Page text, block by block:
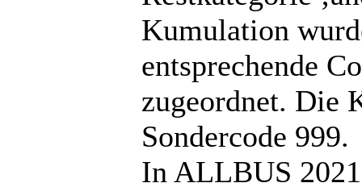
Kumulation
entsprechende
zugeordnet. Die
Sondercode 999.
In ALLBUS